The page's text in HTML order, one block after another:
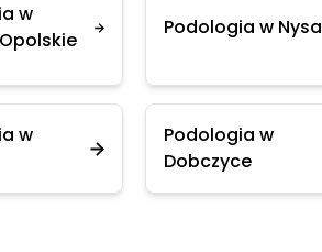
w
Podologia w Nysa
w
Podologia w
Dobczyce